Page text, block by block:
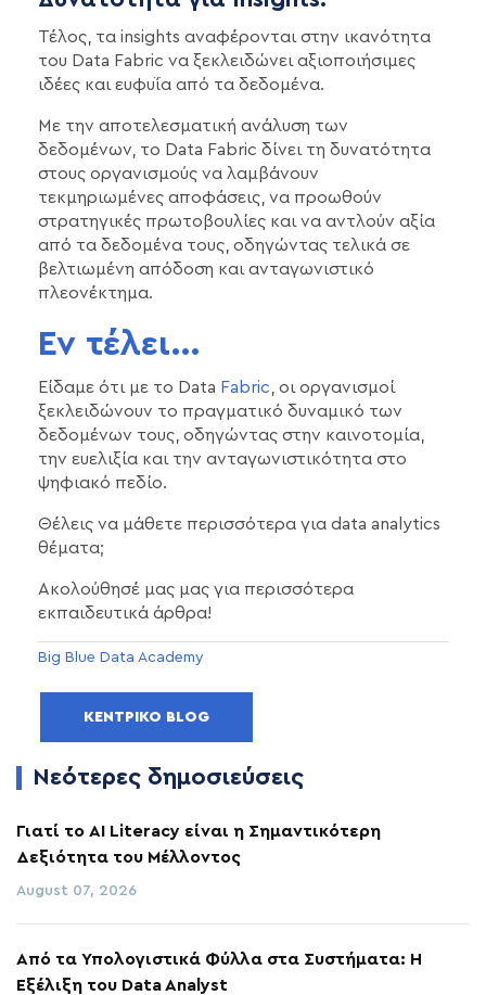
Τέλος, τα insights αναφέρονται στην ικανότητα
του Data Fabric να ξεκλειδώνει αξιοποιήσιμες
ιδέες και ευφυΐα από τα δεδομένα.
Με την αποτελεσματική ανάλυση των
δεδομένων, το Data Fabric δίνει τη δυνατότητα
στους οργανισμούς να λαμβάνουν
τεκμηριωμένες αποφάσεις, να προωθούν
στρατηγικές πρωτοβουλίες και να αντλούν αξία
από τα δεδομένα τους, οδηγώντας τελικά σε
βελτιωμένη απόδοση και ανταγωνιστικό
πλεονέκτημα.
Εν τέλει...
Είδαμε ότι με το Data Fabric , οι οργανισμοί
ξεκλειδώνουν το πραγματικό δυναμικό των
δεδομένων τους, οδηγώντας στην καινοτομία,
την ευελιξία και την ανταγωνιστικότητα στο
ψηφιακό πεδίο.
Θέλεις να μάθετε περισσότερα για data analytics
θέματα;
Ακολούθησέ μας μας για περισσότερα
εκπαιδευτικά άρθρα!
Big Blue Data Academy
ΚΕΝΤΡΙΚΌ BLOG
Νεότερες δημοσιεύσεις
Γιατί το AI Literacy είναι η Σημαντικότερη
Δεξιότητα του Μέλλοντος
August 07, 2026
Από τα Υπολογιστικά Φύλλα στα Συστήματα: Η
Εξέλιξη του Data Analyst